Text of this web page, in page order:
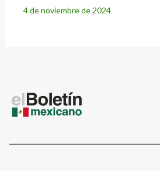
4 de noviembre de 2024